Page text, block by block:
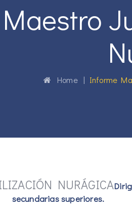
Home| Informe
NURÁGICA
secundarias superiores.